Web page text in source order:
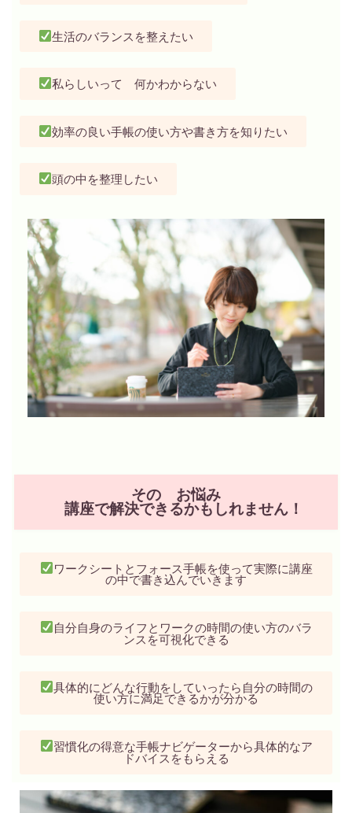
生活のバランスを整えたい
私らしいって 何かわからない
効率の良い手帳の使い方や書き方を知りたい
頭の中を整理したい
その お悩み
講座で解決できるかもしれません！
ワークシートとフォース手帳を使って実際に講座
の中で書き込んでいきます
自分自身のライフとワークの時間の使い方のバラ
ンスを可視化できる
具体的にどんな行動をしていったら自分の時間の
使い方に満足できるかが分かる
習慣化の得意な手帳ナビゲーターから具体的なア
ドバイスをもらえる